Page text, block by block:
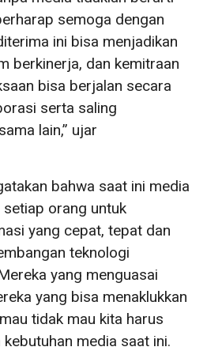
semoga dengan
ini bisa menjadikan
berkinerja, dan kemitraan
bisa berjalan secara
serta saling
lain,” ujar
bahwa saat ini media
orang untuk
yang cepat, tepat dan
teknologi
yang menguasai
yang bisa menaklukkan
tidak mau kita harus
media saat ini.